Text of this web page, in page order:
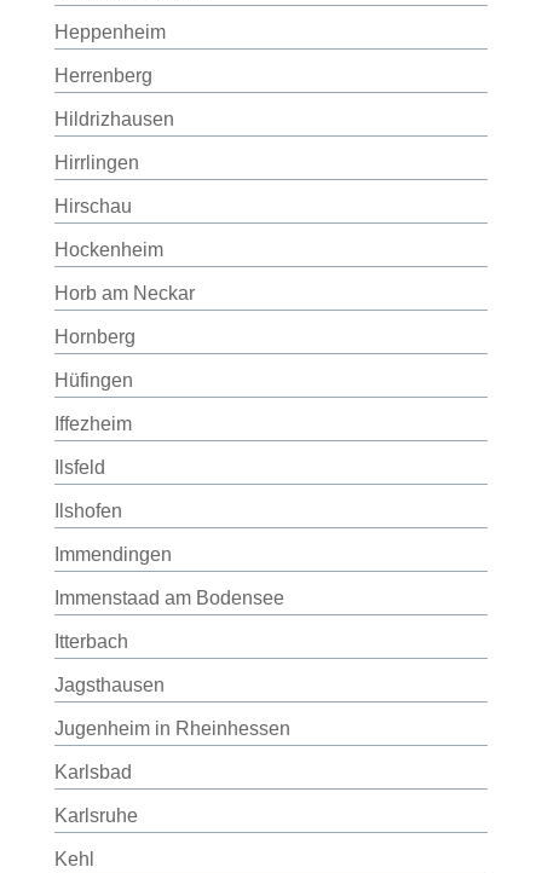
Heppenheim
Herrenberg
Hildrizhausen
Hirrlingen
Hirschau
Hockenheim
Horb am Neckar
Hornberg
Hüfingen
Iffezheim
Ilsfeld
Ilshofen
Immendingen
Immenstaad am Bodensee
Itterbach
Jagsthausen
Jugenheim in Rheinhessen
Karlsbad
Karlsruhe
Kehl